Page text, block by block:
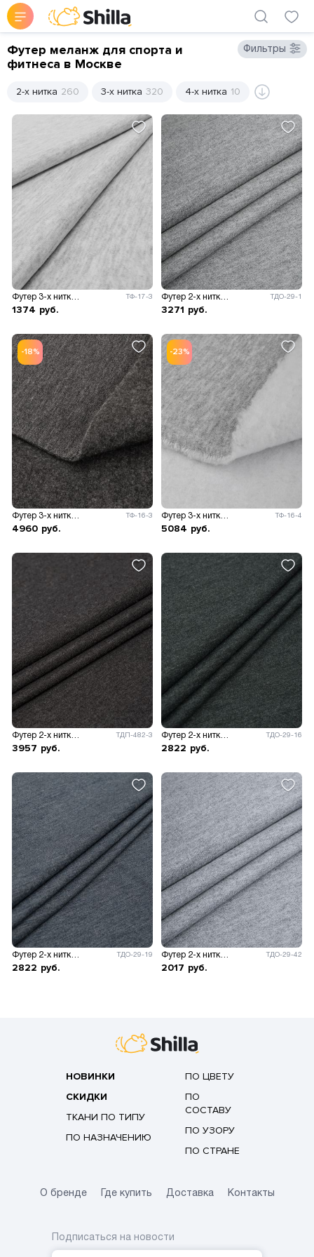
Футер меланж для спорта и
фитнеса в Москве
Фильтры
2-х нитка 260 3-х нитка 320 4-х нитка 10
ТФ-17-3
1374 руб.
ТДО-29-1
3271 руб.
-18%
Футер 3-х нитка с начёсом 330гр/м.кв. ТФ-16-3
4960 руб.
-23%
Футер 3-х нитка с начёсом 330гр/м.кв. ТФ-16-4
5084 руб.
ТДП-482-3
3957 руб.
ТДО-29-16
2822 руб.
ТДО-29-19
2822 руб.
ТДО-29-42
2017 руб.
НОВИНКИ
СКИДКИ
ТКАНИ ПО ТИПУ
ПО НАЗНАЧЕНИЮ
ПО ЦВЕТУ
ПО
СОСТАВУ
ПО УЗОРУ
ПО СТРАНЕ
О бренде Где купить Доставка Контакты
Подписаться на новости